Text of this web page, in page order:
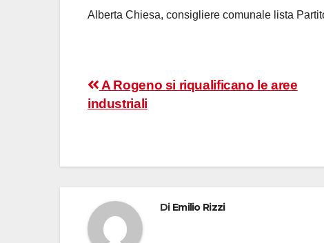
Alberta Chiesa, consigliere comunale lista
Navigazione
articoli
A Rogeno si riqualificano le aree
industriali
Di Emilio Rizzi